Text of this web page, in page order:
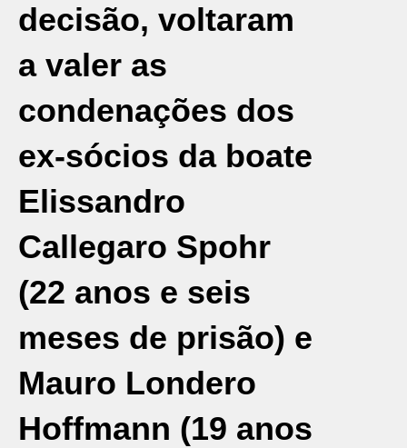
decisão, voltaram
a valer as
condenações dos
ex-sócios da boate
Elissandro
Callegaro Spohr
(22 anos e seis
meses de prisão) e
Mauro Londero
Hoffmann (19 anos